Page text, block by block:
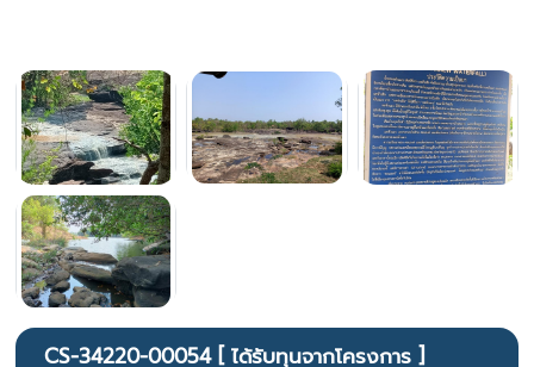
CS-34220-00054 [ ได้รับทุนจากโครงการ ]